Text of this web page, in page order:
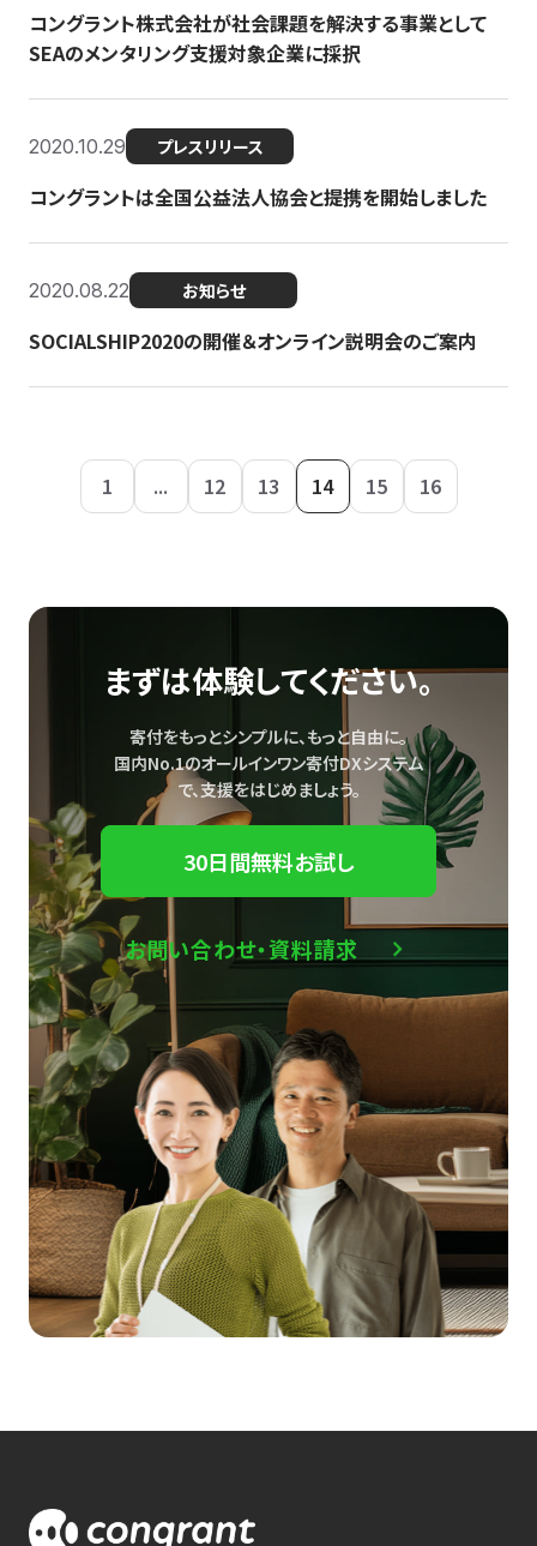
コングラント株式会社が社会課題を解決する事業として
SEAのメンタリング支援対象企業に採択
2020.10.29 プレスリリース
コングラントは全国公益法人協会と提携を開始しました
2020.08.22 お知らせ
SOCIALSHIP2020の開催＆オンライン説明会のご案内
1 ... 12 13 14 15 16
まずは体験してください。
寄付をもっとシンプルに、もっと自由に。
国内No.1のオールインワン寄付DXシステム
で、支援をはじめましょう。
30日間無料お試し
お問い合わせ・資料請求